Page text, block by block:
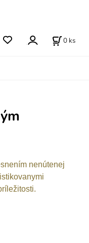
0 ks
nenútenej